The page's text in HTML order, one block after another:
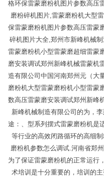
格环保雷蒙磨粉机图片参数高压
磨粉碎机图片,雷蒙磨粉机大型
保雷蒙磨粉机图片参数高压雷蒙
碎机图片大全,郑州市新峰机械
雷蒙磨粉机小型雷蒙磨超细雷蒙
磨安装调试郑州新峰机械雷蒙机
造有限公司中国河南郑州元（大
磨粉机大型雷蒙磨粉机小型雷蒙
数高压雷蒙磨安装调试郑州新峰
新峰机械制造有限公司的为，
途：、型系列摆式雷蒙磨粉机是
等行业的高效闭路循环的高细
磨粉机参数怎么调试.河南省郑
为了保证雷蒙磨粉机的正常运行
术培训是十分重要的，培训的